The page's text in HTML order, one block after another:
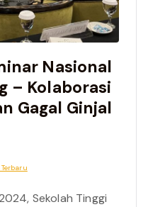
Nasional
– Kolaborasi
Gagal Ginjal
Sekolah Tinggi